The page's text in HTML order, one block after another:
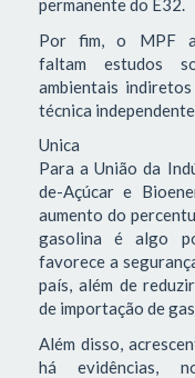
permanente do E32.
Por fim, o MPF
faltam estudos
ambientais
técnica
Unica
Para a União da
de-Açúcar e
aumento do
gasolina é algo
favorece a
país, além de
de importação de
Além disso,
há evidências,